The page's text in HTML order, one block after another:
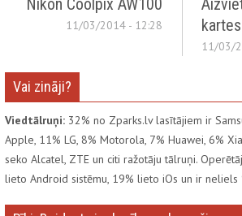
11/03/2014 - 12:28
11/03/
Vai zināji?
Viedtālruņi: 32% no Zparks.lv lasītājiem ir
Apple, 11% LG, 8% Motorola, 7% Huawei, 6%
seko Alcatel, ZTE un citi ražotāju tālruņi.
lieto Android sistēmu, 19% lieto iOs un ir neliels